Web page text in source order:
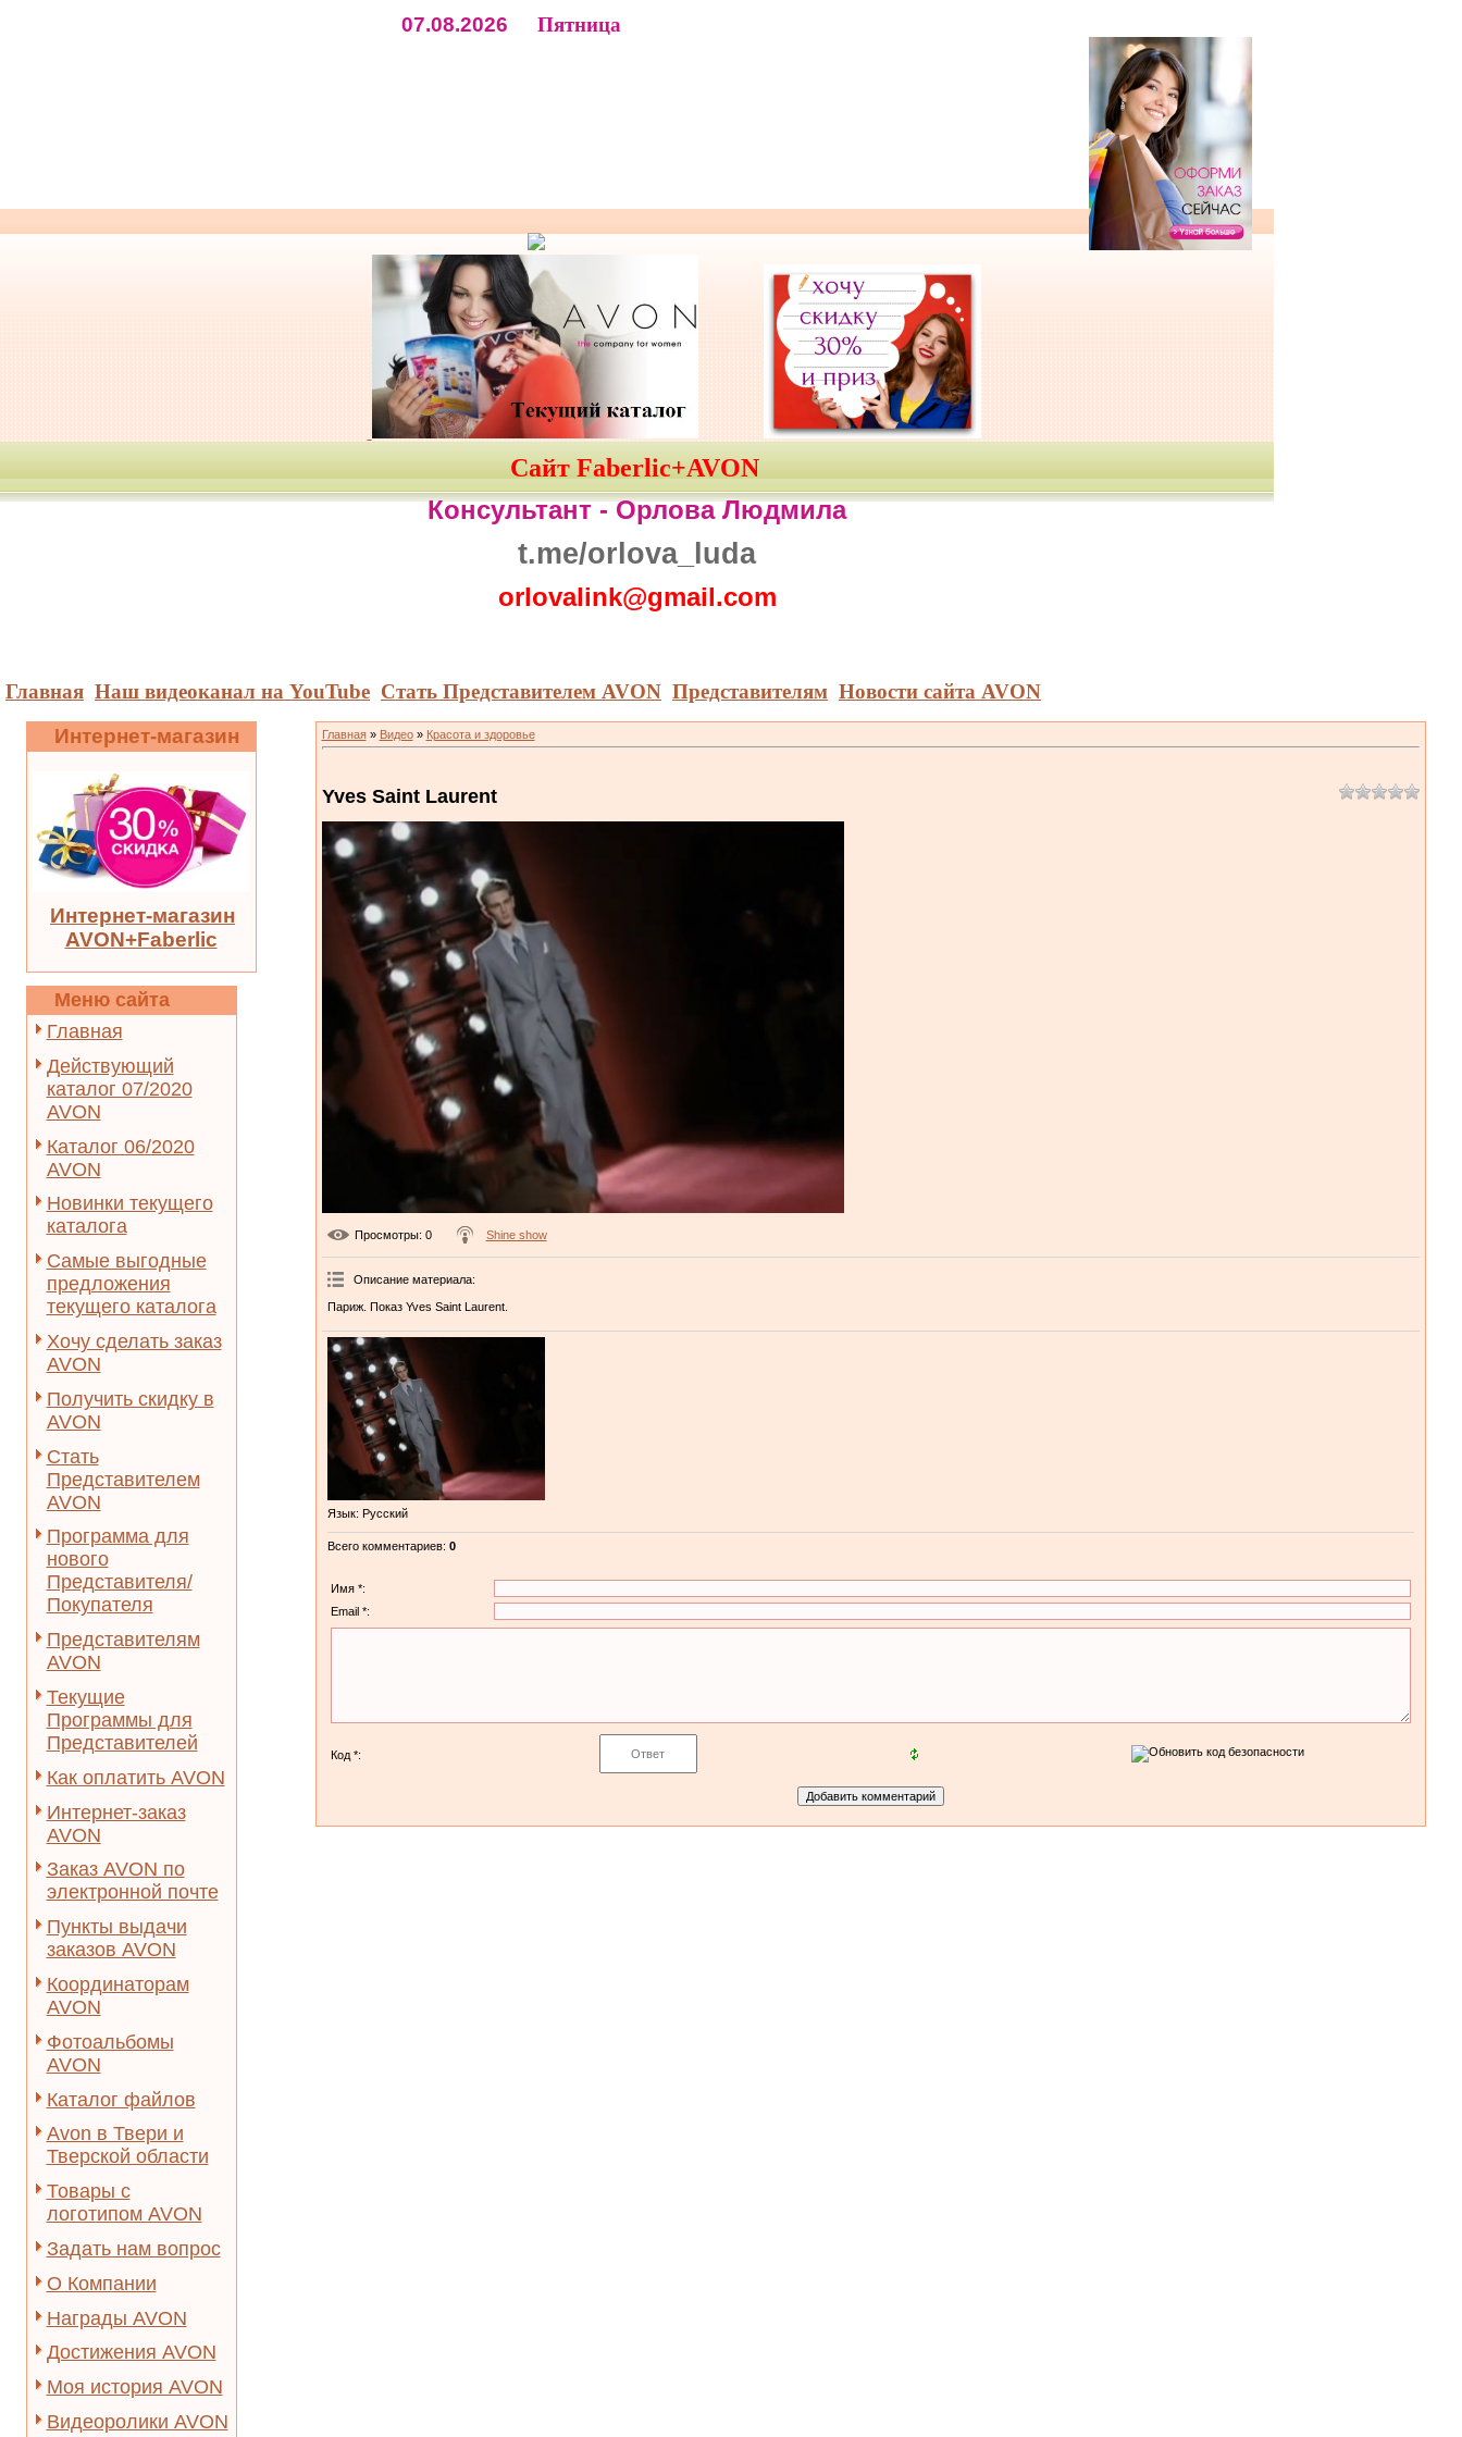
07.08.2026 Пятница
Сайт Faberlic+AVON
Консультант -Орлова Людмила
t.me/orlova_luda
orlovalink@gmail.com
Главная Наш видеоканал на YouTube Стать Представителем AVON Представителям Новости сайта AVON
Интернет-магазин
Интернет-магазин
AVON+Faberlic
Меню сайта
Главная
Действующий
каталог 07/2020
AVON
Каталог 06/2020
AVON
Новинки текущего
каталога
Самые выгодные
предложения
текущего каталога
Хочу сделать заказ
AVON
Получить скидку в
AVON
Стать
Представителем
AVON
Программа для
нового
Представителя/
Покупателя
Представителям
AVON
Текущие
Программы для
Представителей
Как оплатить AVON
Интернет-заказ
AVON
Заказ AVON по
электронной почте
Пункты выдачи
заказов AVON
Координаторам
AVON
Фотоальбомы
AVON
Каталог файлов
Avon в Твери и
Тверской области
Товары с
логотипом AVON
Задать нам вопрос
О Компании
Награды AVON
Достижения AVON
Моя история AVON
Видеоролики AVON
Главная» Видео» Красота и здоровье
Yves Saint Laurent
Просмотры: 0 Shine show
Описание материала:
Париж. Показ Yves Saint Laurent.
Язык: Русский
Всего комментариев: 0
Имя *:
Email *:
Код *: